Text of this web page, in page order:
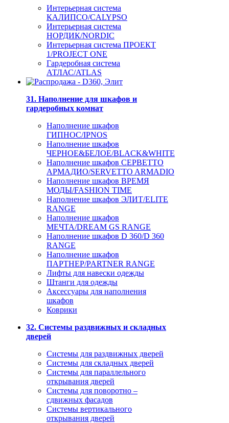
Интерьерная система
КАЛИПСО/CALYPSO
Интерьерная система
НОРДИК/NORDIC
Интерьерная система ПРОЕКТ
1/PROJECT ONE
Гардеробная система
АТЛАС/ATLAS
31. Наполнение для шкафов и
гардеробных комнат
Наполнение шкафов
ГИПНОС/IPNOS
Наполнение шкафов
ЧЕРНОЕ&БЕЛОЕ/BLACK&WHITE
Наполнение шкафов СЕРВЕТТО
АРМАДИО/SERVETTO ARMADIO
Наполнение шкафов ВРЕМЯ
МОДЫ/FASHION TIME
Наполнение шкафов ЭЛИТ/ELITE
RANGE
Наполнение шкафов
МЕЧТА/DREAM GS RANGE
Наполнение шкафов D 360/D 360
RANGE
Наполнение шкафов
ПАРТНЕР/PARTNER RANGE
Лифты для навески одежды
Штанги для одежды
Аксессуары для наполнения
шкафов
Коврики
32. Системы раздвижных и складных
дверей
Системы для раздвижных дверей
Системы для складных дверей
Системы для параллельного
открывания дверей
Системы для поворотно –
сдвижных фасадов
Системы вертикального
открывания дверей